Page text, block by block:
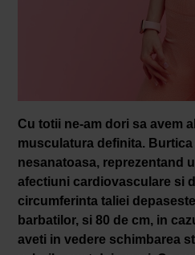
Cu totii ne-am dori sa avem
musculatura definita.
nesanatoasa, reprezentand
afectiuni cardiovasculare si
circumferinta taliei
barbatilor, si 80 de cm, in
aveti in vedere schimbarea